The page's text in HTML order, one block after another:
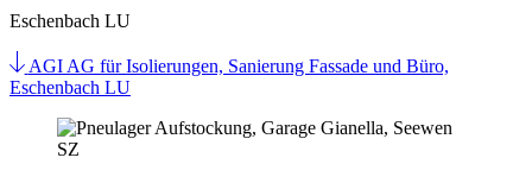
Eschenbach LU
AGI AG für Isolierungen, Sanierung Fassade und Büro,
Eschenbach LU